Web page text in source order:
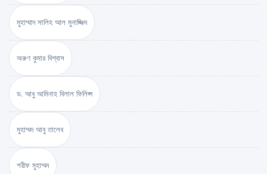
মুহাম্মাদ সালিহ আল মুনাজ্জিদ
অরুণ কুমার বিশ্বাস
ড. আবু আমিনাহ বিলাল ফিলিপ্স
মুহাম্মদ আবু তালেব
শরীফ মুহাম্মদ